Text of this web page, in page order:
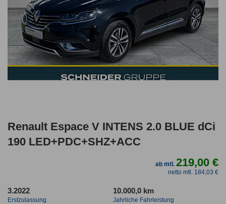
Renault Espace V INTENS 2.0 BLUE dCi
190 LED+PDC+SHZ+ACC
ab mtl.219,00 €
netto mtl. 184,03 €
3.2022
Erstzulassung
10.000,0 km
Jahrliche Fahrleistung